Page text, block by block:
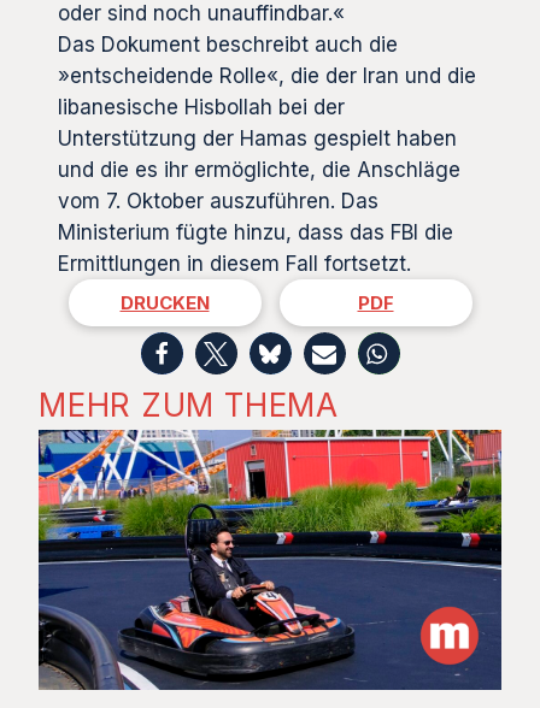
oder sind noch unauffindbar.«
Das Dokument beschreibt auch die
»entscheidende Rolle«, die der Iran und die
libanesische Hisbollah bei der
Unterstützung der Hamas gespielt haben
und die es ihr ermöglichte, die Anschläge
vom 7. Oktober auszuführen. Das
Ministerium fügte hinzu, dass das FBI die
Ermittlungen in diesem Fall fortsetzt.
DRUCKEN PDF
MEHR ZUM THEMA